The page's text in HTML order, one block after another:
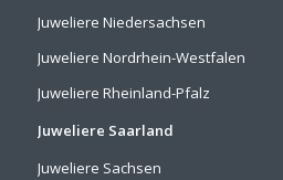
Juweliere Niedersachsen
Juweliere Nordrhein-Westfalen
Juweliere Rheinland-Pfalz
Juweliere Saarland
Juweliere Sachsen